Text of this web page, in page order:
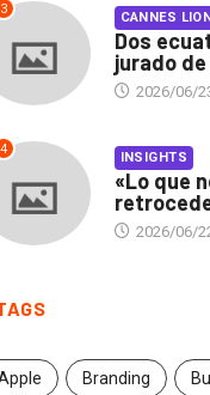
3 CANNES
Dos
jurado
2026/06/
4 INSIGHTS
«Lo que
2026/06/
Branding